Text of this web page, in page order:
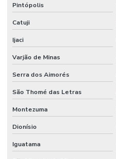
Pintópolis
Catuji
Ijaci
Varjão de Minas
Serra dos Aimorés
São Thomé das Letras
Montezuma
Dionísio
Iguatama